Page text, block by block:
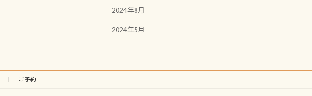
2024年8月
2024年5月
ご予約